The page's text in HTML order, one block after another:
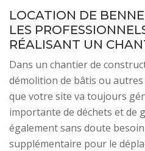
LOCATION DE
LES
RÉALISANT UN
Dans un chantier de
démolition de bâtis ou
que votre site va toujours
importante de déchets et de
également sans doute
supplémentaire pour le